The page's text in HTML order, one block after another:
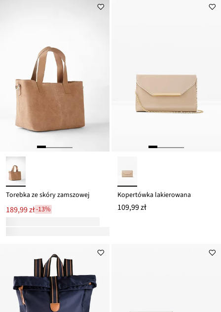
Torebka ze skóry zamszowej
189,99 zł-13%
Kopertówka lakierowana
109,99 zł